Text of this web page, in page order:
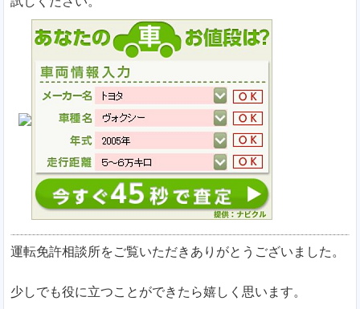
運転免許相談所をご覧いただきありがとうございました。
少しでも役に立つことができたら嬉しく思います。